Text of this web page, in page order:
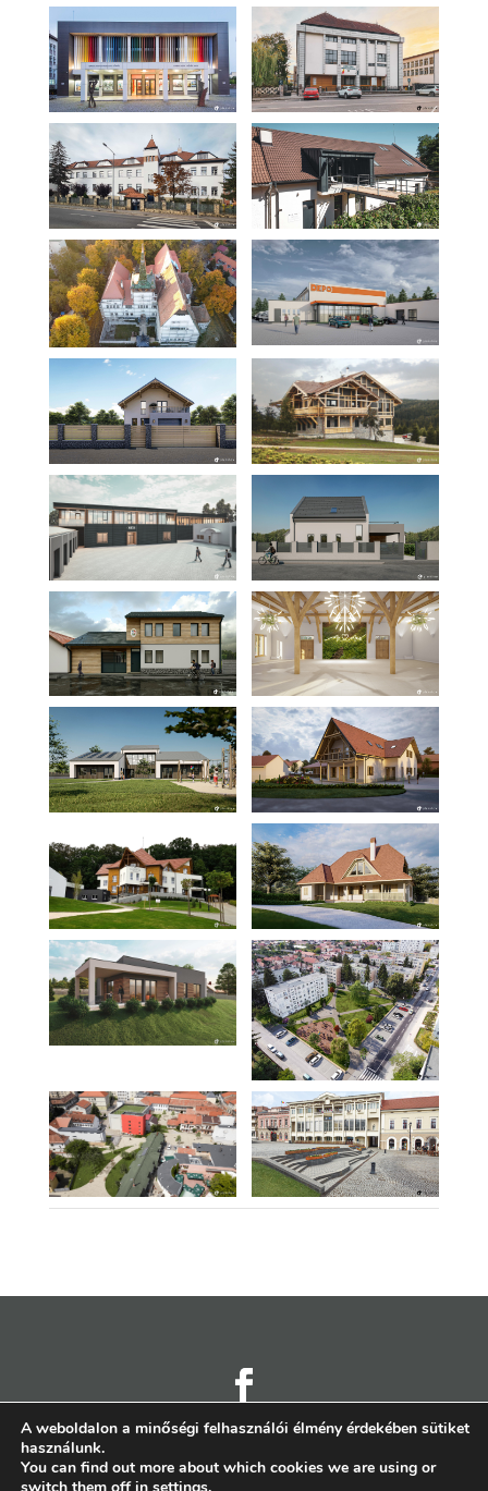
2011 – 2026 © planshow.ro
A weboldalon a minőségi felhasználói élmény érdekében sütiket
használunk.
You can find out more about which cookies we are using or